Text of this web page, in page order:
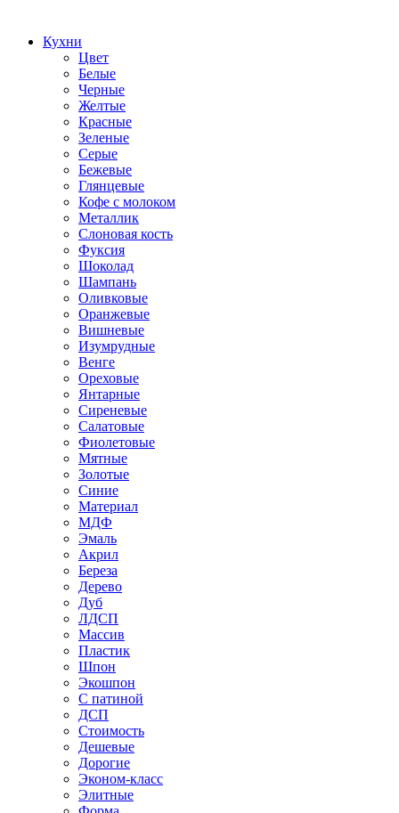
Кухни
Цвет
Белые
Черные
Желтые
Красные
Зеленые
Серые
Бежевые
Глянцевые
Кофе с молоком
Металлик
Слоновая кость
Фуксия
Шоколад
Шампань
Оливковые
Оранжевые
Вишневые
Изумрудные
Венге
Ореховые
Янтарные
Сиреневые
Салатовые
Фиолетовые
Мятные
Золотые
Синие
Материал
МДФ
Эмаль
Акрил
Береза
Дерево
Дуб
ЛДСП
Массив
Пластик
Шпон
Экошпон
С патиной
ДСП
Стоимость
Дешевые
Дорогие
Эконом-класс
Элитные